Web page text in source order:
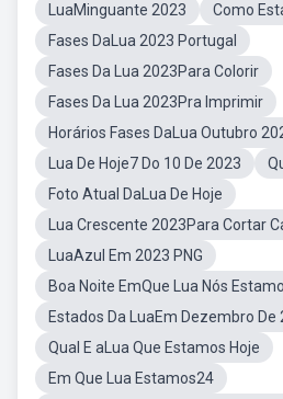
LuaMinguante 2023
Como
Fases DaLua 2023 Portugal
Fases Da Lua 2023Para Colorir
Fases Da Lua 2023Pra Imprimir
Horários Fases DaLua Outubro
Lua De Hoje7 Do 10 De 2023
Foto Atual DaLua De Hoje
Lua Crescente 2023Para Cortar
LuaAzul Em 2023 PNG
Boa Noite EmQue Lua Nós
Estados Da LuaEm Dezembro De
Qual E aLua Que Estamos Hoje
Em Que Lua Estamos24